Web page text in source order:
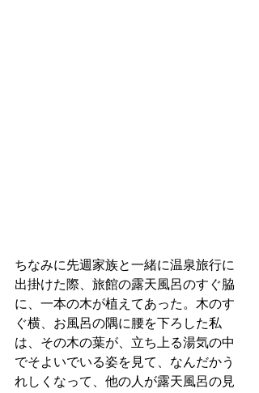
ちなみに先週家族と一緒に温泉旅行に
出掛けた際、旅館の露天風呂のすぐ脇
に、一本の木が植えてあった。木のす
ぐ横、お風呂の隅に腰を下ろした私
は、その木の葉が、立ち上る湯気の中
でそよいでいる姿を見て、なんだかう
れしくなって、他の人が露天風呂の見